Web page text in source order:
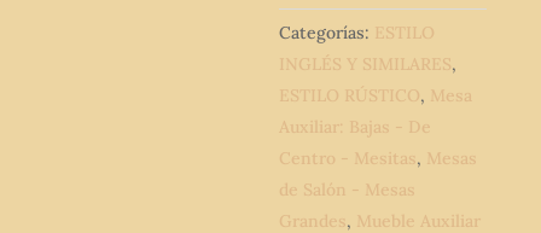
cm.
Mueble
de
salón
antiguo
estilo
Español.
Categorías: ESTILO
INGLÉS Y SIMILARES,
ESTILO RÚSTICO, Mesa
Auxiliar: Bajas - De
Centro - Mesitas, Mesas
de Salón - Mesas
Grandes, Mueble Auxiliar